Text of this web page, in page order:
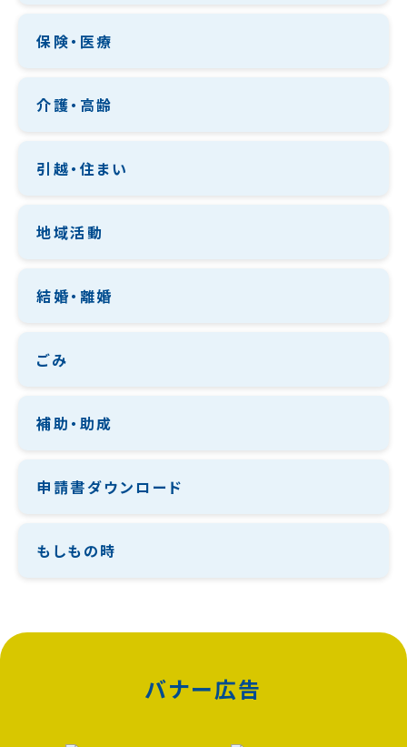
保険・医療
介護・高齢
引越・住まい
地域活動
結婚・離婚
ごみ
補助・助成
申請書ダウンロード
もしもの時
バナー広告